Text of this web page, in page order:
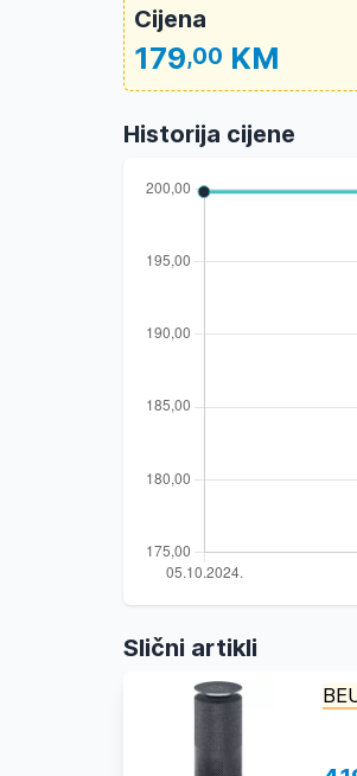
Cijena
179,00 KM
Historija cijene
Slični artikli